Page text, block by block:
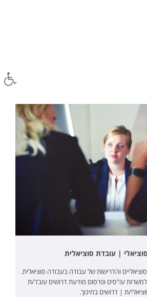
| עובדת סוציאלית
והדרישות של עבודה בעבודה סוציאלית.
עו"סים ופרסום מודעת דרושים עובד/ת
ת | דרושים בחינוך.